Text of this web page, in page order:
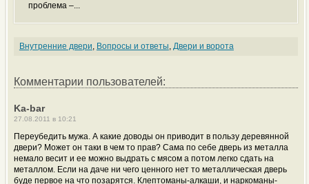
проблема –...
Внутренние двери, Вопросы и ответы, Двери и ворота
Комментарии пользователей:
Ka-bar
27.08.2011 в 10:21
Переубедить мужа. А какие доводы он приводит в пользу деревянной
двери? Может он таки в чем то прав? Сама по себе дверь из металла
немало весит и ее можно выдрать с мясом а потом легко сдать на
металлом. Если на даче ни чего ценного нет то металлическая дверь
буде первое на что позарятся. Клептоманы-алкаши, и наркоманы-